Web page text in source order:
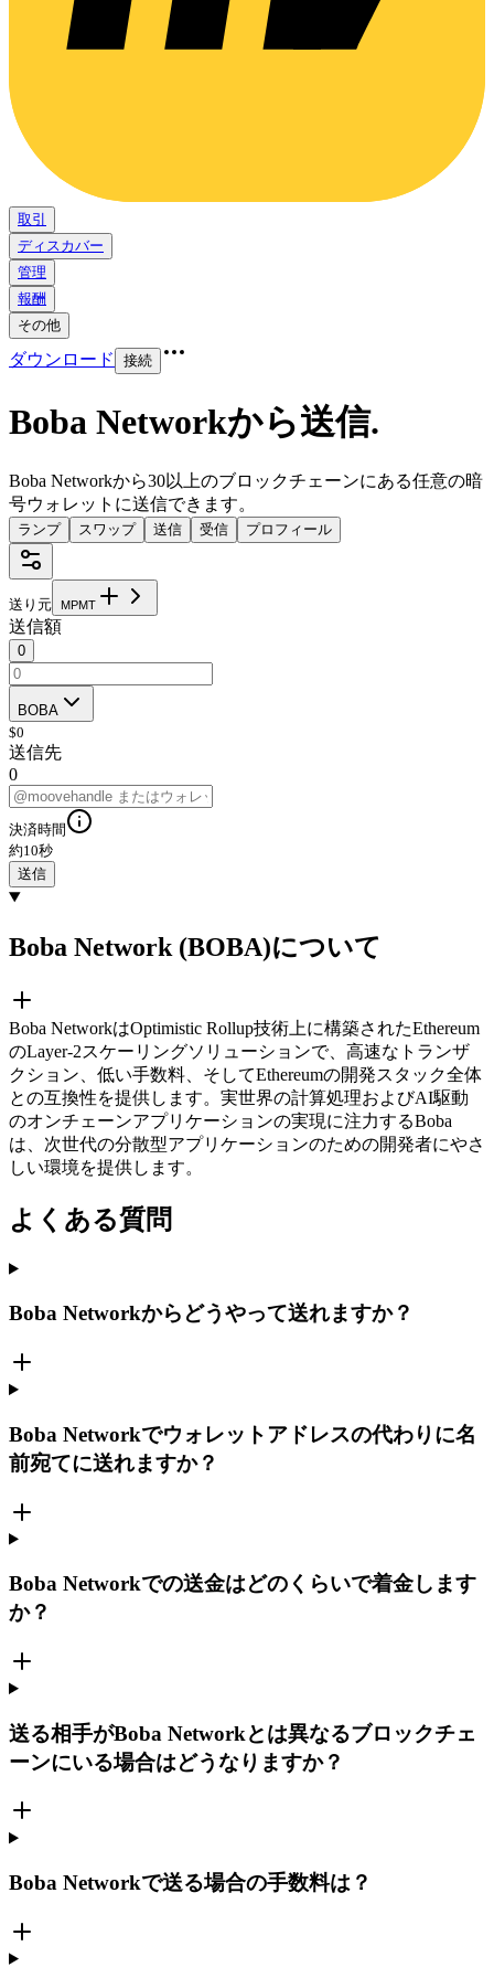
取引
ディスカバー
管理
報酬
その他
ダウンロード 接続
Boba Networkから送信.
Boba Networkから30以上のブロックチェーンにある任意の暗
号ウォレットに送信できます。
ランプ スワップ 送信 受信 プロフィール
送り元 MPMT
送信額
0
BOBA
$0
送信先
0
決済時間
約10秒
送信
Boba Network (BOBA)について
Boba NetworkはOptimistic Rollup技術上に構築されたEthereum
のLayer-2スケーリングソリューションで、高速なトランザ
クション、低い手数料、そしてEthereumの開発スタック全体
との互換性を提供します。実世界の計算処理およびAI駆動
のオンチェーンアプリケーションの実現に注力するBoba
は、次世代の分散型アプリケーションのための開発者にやさ
しい環境を提供します。
よくある質問
Boba Networkからどうやって送れますか？
Boba Networkでウォレットアドレスの代わりに名
前宛てに送れますか？
Boba Networkでの送金はどのくらいで着金します
か？
送る相手がBoba Networkとは異なるブロックチェ
ーンにいる場合はどうなりますか？
Boba Networkで送る場合の手数料は？